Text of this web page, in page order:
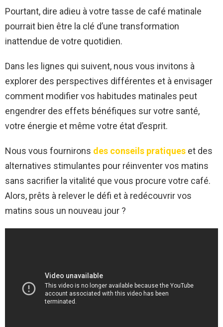
Pourtant, dire adieu à votre tasse de café matinale
pourrait bien être la clé d’une transformation
inattendue de votre quotidien.
Dans les lignes qui suivent, nous vous invitons à
explorer des perspectives différentes et à envisager
comment modifier vos habitudes matinales peut
engendrer des effets bénéfiques sur votre santé,
votre énergie et même votre état d’esprit.
Nous vous fournirons des conseils pratiques et des
alternatives stimulantes pour réinventer vos matins
sans sacrifier la vitalité que vous procure votre café.
Alors, prêts à relever le défi et à redécouvrir vos
matins sous un nouveau jour ?